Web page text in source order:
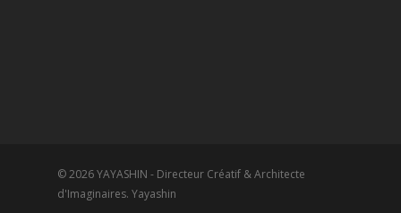
© 2026 YAYASHIN - Directeur Créatif & Architecte
d'Imaginaires. Yayashin